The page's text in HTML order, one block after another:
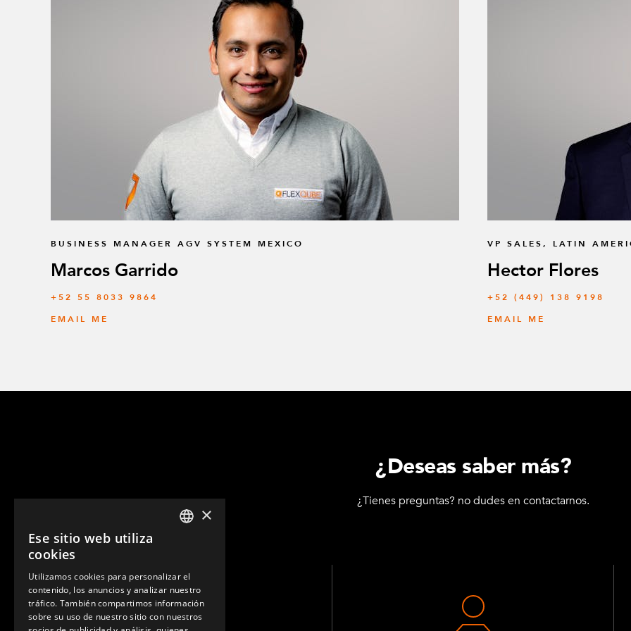
BUSINESS MANAGER AGV SYSTEM MEXICO
Marcos Garrido
+52 55 8033 9864
EMAIL ME
VP SALES, LATIN
Hector Flores
+52 (449) 138 9198
EMAIL ME
¿Deseas saber más?
¿Tienes preguntas? no dudes en contactarnos.
×
Ese sitio web utiliza
cookies
Utilizamos cookies para personalizar el
contenido, los anuncios y analizar nuestro
tráfico. También compartimos información
sobre su uso de nuestro sitio con nuestros